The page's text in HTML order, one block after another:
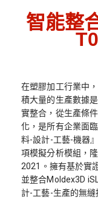
智能整
在塑膠加工行業中
積大量的生產數據
實整合，從生產條
化，是所有企業面
料-設計-工藝-機器
項模擬分析模組，
2021。擁有基於實
並整合Moldex3D
計-工藝-生產的無